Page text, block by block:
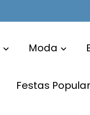
Moda
Festas